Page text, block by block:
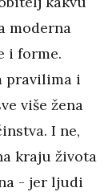
moderna
i forme.
pravilima i
više žena
I ne,
kraju života
- jer ljudi